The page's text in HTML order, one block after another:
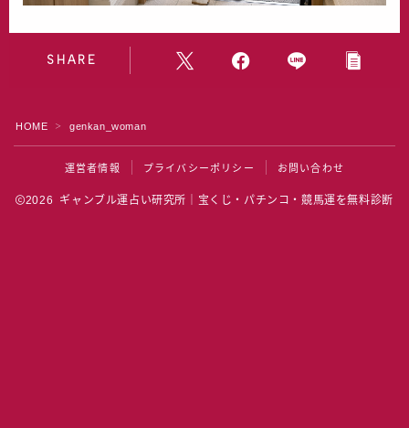
SHARE
HOME ＞ genkan_woman
運営者情報 プライバシーポリシー お問い合わせ
2026 ギャンブル運占い研究所｜宝くじ・パチンコ・競馬運を無料診断